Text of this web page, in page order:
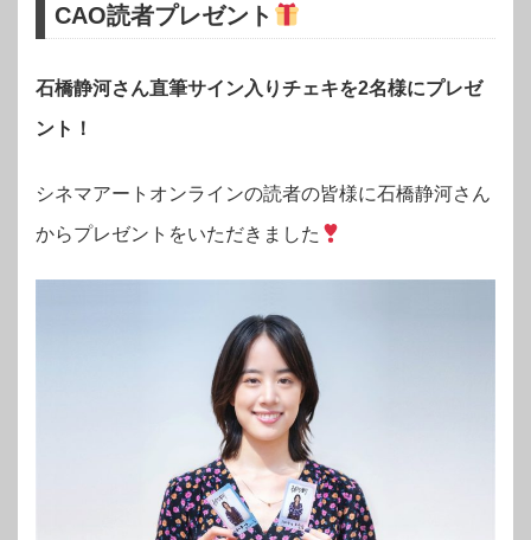
CAO読者プレゼント
石橋静河さん直筆サイン入りチェキを2名様にプレゼ
ント！
シネマアートオンラインの読者の皆様に石橋静河さん
からプレゼントをいただきました